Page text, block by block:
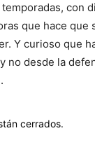
temporadas, con
que hace que
Y curioso que
no desde la
cerrados.